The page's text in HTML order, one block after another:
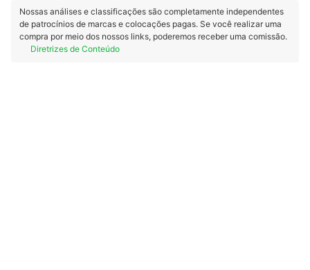
Nossas análises e classificações são completamente independentes
de patrocínios de marcas e colocações pagas. Se você realizar uma
compra por meio dos nossos links, poderemos receber uma comissão.
Diretrizes de Conteúdo